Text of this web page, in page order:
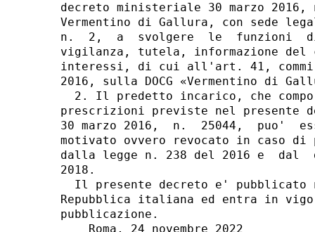
decreto ministeriale 30 marzo
Vermentino di Gallura, con sede
n.  2,  a  svolgere  le  funzioni
vigilanza, tutela, informazione del
interessi, di cui all'art. 41,
2016, sulla DOCG «Vermentino di
2. Il predetto incarico, che
prescrizioni previste nel presente
30 marzo 2016,  n.  25044,  puo'
motivato ovvero revocato in
dalla legge n. 238 del 2016 e
2018.
Il presente decreto e' pubblicato
Repubblica italiana ed entra in
pubblicazione.
    Roma, 24 novembre 2022